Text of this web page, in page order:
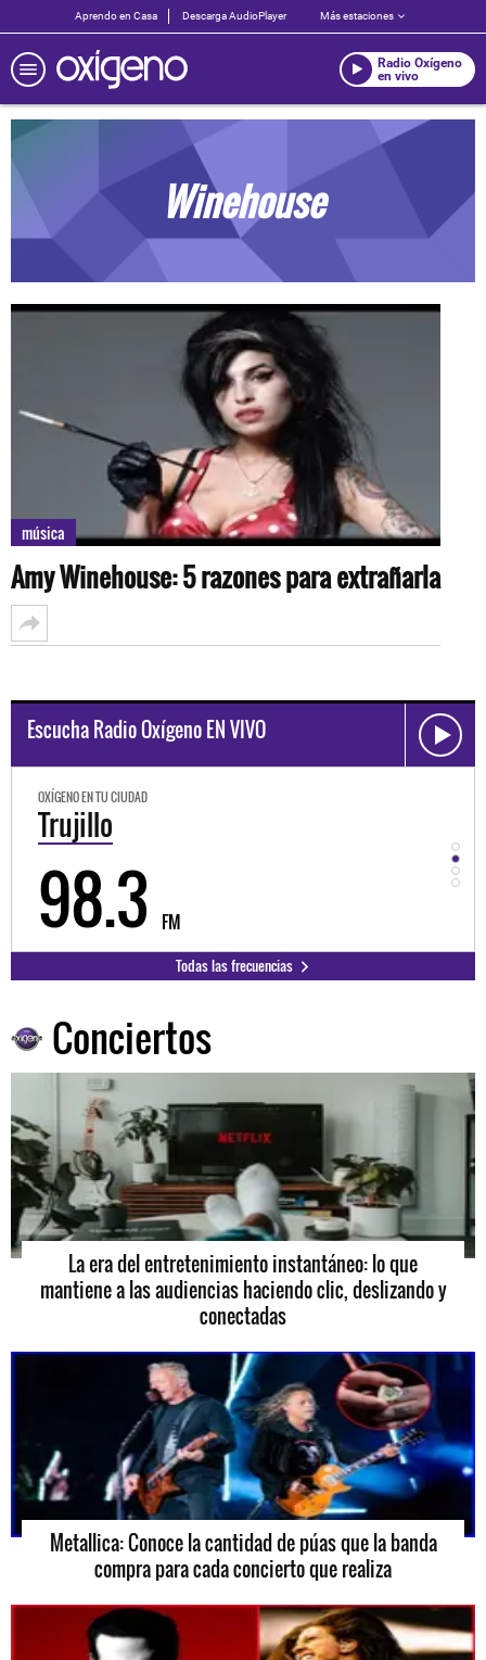
Aprendo en Casa Descarga AudioPlayer Más estaciones
Radio Oxígeno
en vivo
Winehouse
música
Amy Winehouse: 5 razones para extrañarla
Escucha Radio Oxígeno EN VIVO
OXÍGENO EN TU CIUDAD
Trujillo
98.3 FM
Todas las frecuencias
Conciertos
La era del entretenimiento instantáneo: lo que
mantiene a las audiencias haciendo clic, deslizando y
conectadas
Metallica: Conoce la cantidad de púas que la banda
compra para cada concierto que realiza